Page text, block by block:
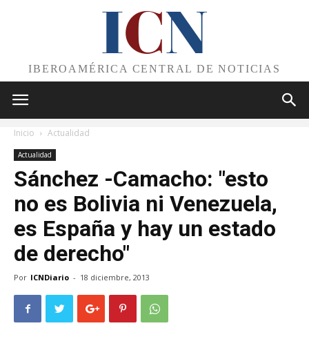
ICN
IBEROAMÉRICA CENTRAL DE NOTICIAS
Inicio Actualidad
Actualidad
Sánchez -Camacho: "esto
no es Bolivia ni Venezuela,
es España y hay un estado
de derecho"
Por ICNDiario - 18 diciembre, 2013